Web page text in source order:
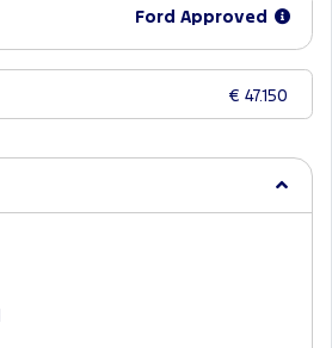
Ford Approved
€ 47.150